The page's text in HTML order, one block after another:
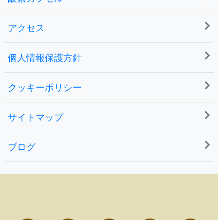
アクセス
個人情報保護方針
クッキーポリシー
サイトマップ
ブログ